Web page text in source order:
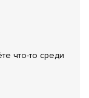
что-то среди